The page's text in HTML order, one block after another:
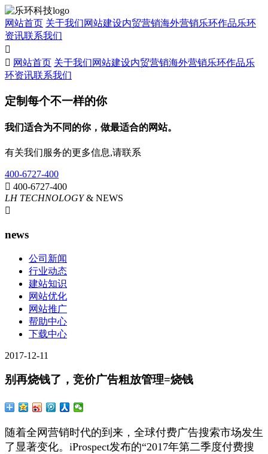
网站首页 关于我们网站建设内贸营销海外营销乐环作品乐环
资讯联系我们

 网站首页 关于我们网站建设内贸营销海外营销乐环作品乐
环资讯联系我们
定制每个不一样的你
我们适合为不同的你，做最适合的网站。
有关我们服务的更多信息,请联系
400-6727-400
 400-6727-400
LH TECHNOLOGY& NEWS

news
公司新闻
行业动态
建站知识
网站优化
网站推广
帮助中心
下载中心
2017-12-11
别再烧钱了，竞价广告粗放管理=烧钱
随着全网营销时代的到来，全球付费广告搜索市场发生
了显著变化。 iProspect发布的“2017年第二季度付费搜